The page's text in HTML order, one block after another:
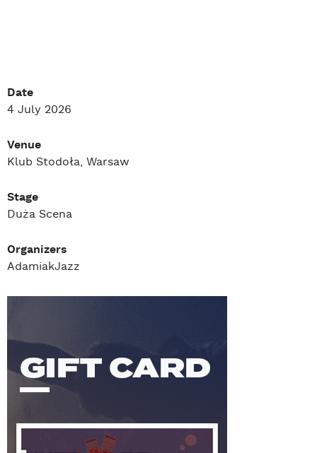
Date
4 July 2026
Venue
Klub Stodoła, Warsaw
Stage
Duża Scena
Organizers
AdamiakJazz